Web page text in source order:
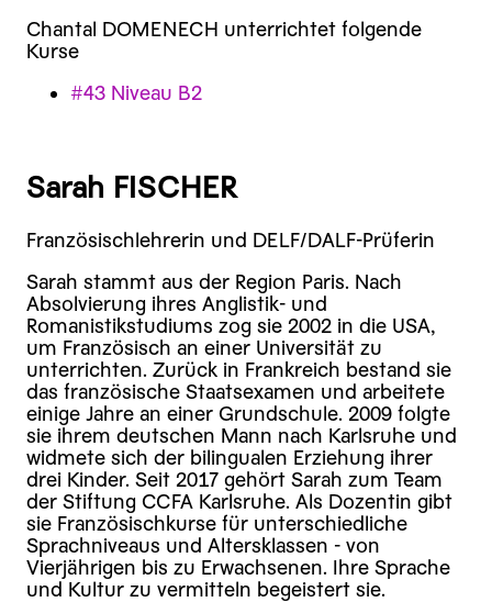
Chantal DOMENECH unterrichtet folgende
Kurse
#43 Niveau B2
Sarah FISCHER
Französischlehrerin und DELF/DALF-Prüferin
Sarah stammt aus der Region Paris. Nach
Absolvierung ihres Anglistik- und
Romanistikstudiums zog sie 2002 in die USA,
um Französisch an einer Universität zu
unterrichten. Zurück in Frankreich bestand sie
das französische Staatsexamen und arbeitete
einige Jahre an einer Grundschule. 2009 folgte
sie ihrem deutschen Mann nach Karlsruhe und
widmete sich der bilingualen Erziehung ihrer
drei Kinder. Seit 2017 gehört Sarah zum Team
der Stiftung CCFA Karlsruhe. Als Dozentin gibt
sie Französischkurse für unterschiedliche
Sprachniveaus und Altersklassen - von
Vierjährigen bis zu Erwachsenen. Ihre Sprache
und Kultur zu vermitteln begeistert sie.